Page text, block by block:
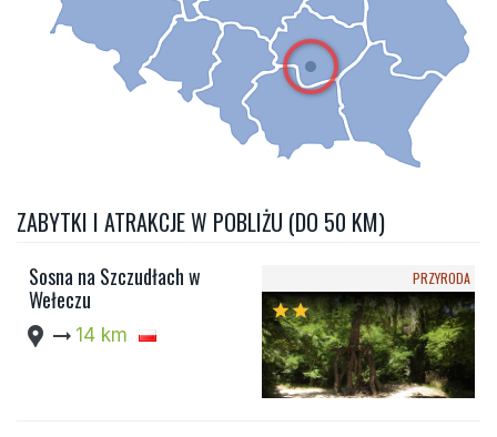
ZABYTKI I ATRAKCJE W POBLIŻU (DO 50 KM)
Sosna na Szczudłach w
Wełeczu
location_pin arrow_right_alt 14 km
PRZYRODA
starstar